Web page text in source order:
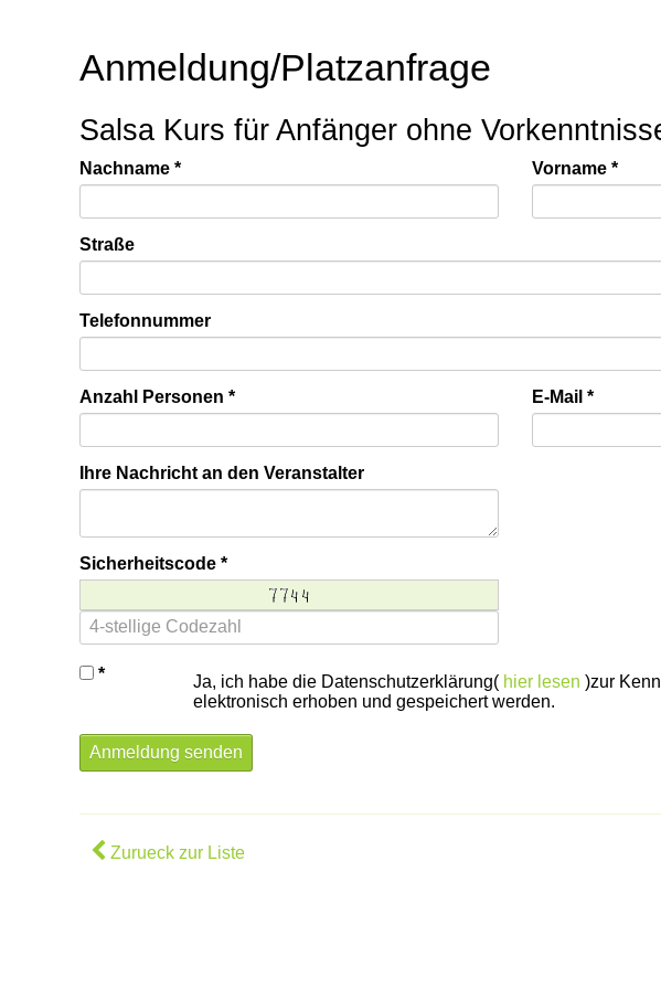
Anmeldung/Platzanfrage
Salsa Kurs für Anfänger ohne
Nachname Vorname
Straße
Telefonnummer
Anzahl Personen E-Mail
Ihre Nachricht an den Veranstalter
Sicherheitscode
Ja, ich habe die Datenschutzerklärung( hier lesen )zur
elektronisch erhoben und gespeichert werden.
Anmeldung senden
Zurueck zur Liste